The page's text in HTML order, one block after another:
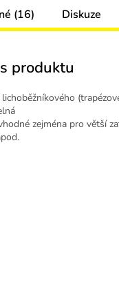
(16) Diskuze
produktu
zejména pro větší